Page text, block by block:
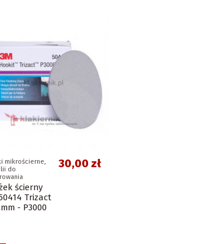
mikrościerne,
do
ścierny
Trizact
- P3000
30,00 zł